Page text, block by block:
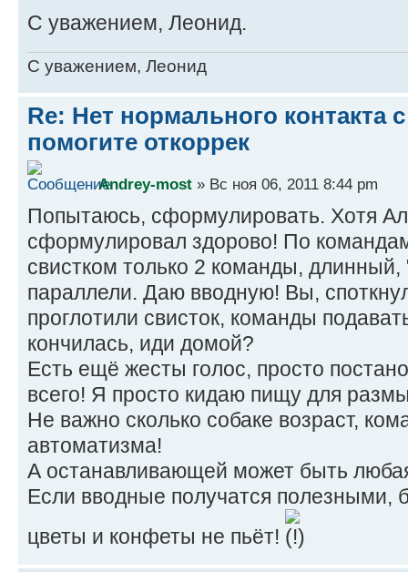
С уважением, Леонид.
C уважением, Леонид
Re: Нет нормального контакта
помогите откоррек
Andrey-most » Вс ноя 06, 2011 8:44 pm
Попытаюсь, сформулировать. Хотя
сформулировал здорово! По
свистком только 2 команды,
параллели. Даю вводную! Вы,
проглотили свисток, команды
кончилась, иди домой?
Есть ещё жесты голос, просто
всего! Я просто кидаю пищу для
Не важно сколько собаке возраст,
автоматизма!
А останавливающей может быть
Если вводные получатся полезными,
цветы и конфеты не пьёт!